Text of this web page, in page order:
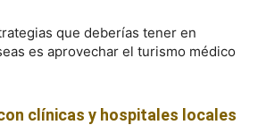
que deberías tener en
es aprovechar el turismo médico
clínicas y hospitales locales